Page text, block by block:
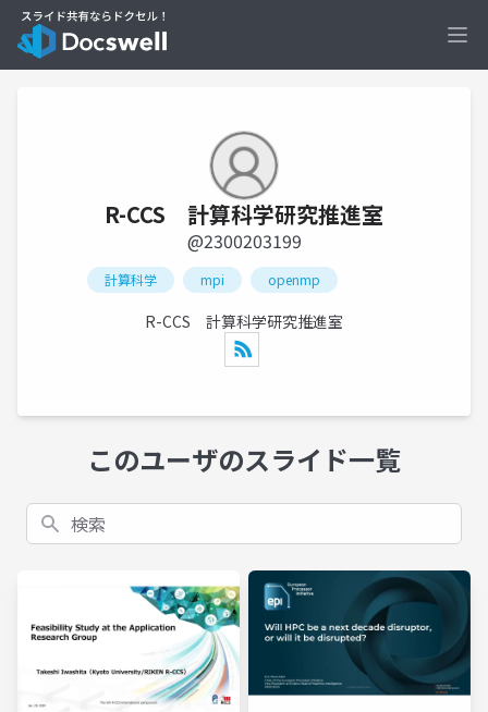
R-CCS 計算科学研究推進室
@2300203199
計算科学 mpi openmp
R-CCS 計算科学研究推進室
このユーザのスライド一覧
検索